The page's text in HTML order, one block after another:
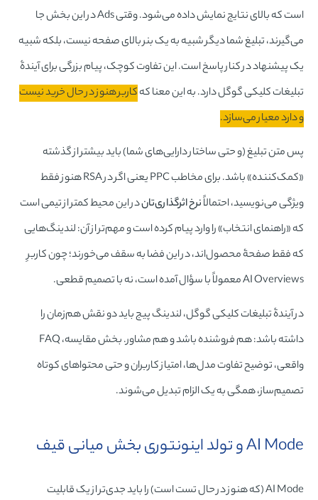
است که بالای نتایج نمایش داده می‌شود. وقتی Ads در این بخش جا
می‌گیرند، تبلیغ شما دیگر شبیه به یک بنر بالای صفحه نیست، بلکه شبیه
یک پیشنهاد در کنار پاسخ است. این تفاوت کوچک، پیام بزرگی برای آیندۀ
تبلیغات کلیکی گوگل دارد. به این معنا کهکاربر هنوز در حال خرید نیست
و دارد معیار می‌سازد.
پس متن تبلیغ (و حتی ساختار دارایی‌های شما) باید بیشتر از گذشته
«کمک‌کننده» باشد. برای مخاطب PPC یعنی اگر در RSA هنوز فقط
ویژگی می‌نویسید، احتمالاًنرخ اثرگذاری‌تاندر این محیط کمتر از تیمی است
که «راهنمای انتخاب» را وارد پیام کرده است و مهم‌تر از آن: لندینگ‌هایی
که فقط صفحۀ محصول‌اند، در این فضا به سقف می‌خورند؛ چون کاربرِ
AI Overviews معمولاً با سؤال آمده است، نه با تصمیم قطعی.
در آیندۀ تبلیغات کلیکی گوگل، لندینگ پیج باید دو نقش هم‌زمان را
داشته باشد: هم فروشنده باشد و هم مشاور. بخش مقایسه، FAQ
واقعی، توضیح تفاوت مدل‌ها، امتیاز کاربران و حتی محتواهای کوتاه
تصمیم‌ساز، همگی به یک الزام تبدیل می‌شوند.
AI Mode و تولد اینونتوری بخش میانی قیف
AI Mode (که هنوز در حال تست است) را باید جدی‌تر از یک قابلیت